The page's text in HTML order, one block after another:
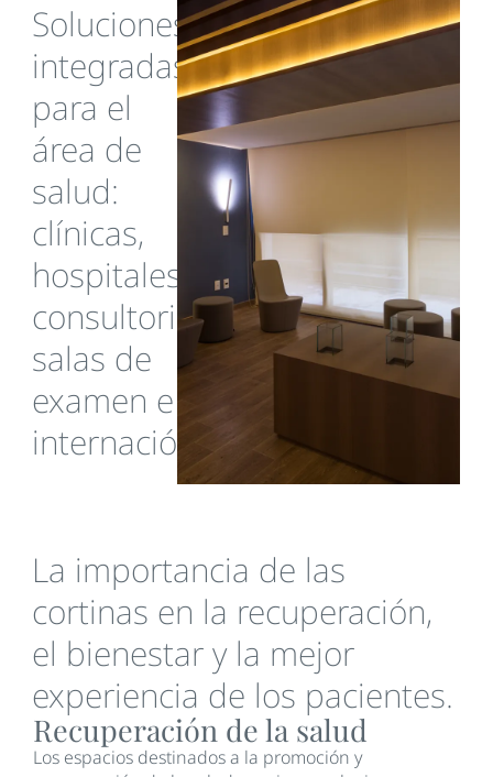
Soluciones
integradas
para el
área de
salud:
clínicas,
hospitales,
consultorios,
salas de
examen e
internación.
La importancia de las
cortinas en la recuperación,
el bienestar y la mejor
experiencia de los pacientes.
Recuperación de la salud
Los espacios destinados a la promoción y